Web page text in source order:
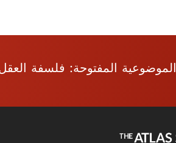
المفتوحة: فلسفة العقل